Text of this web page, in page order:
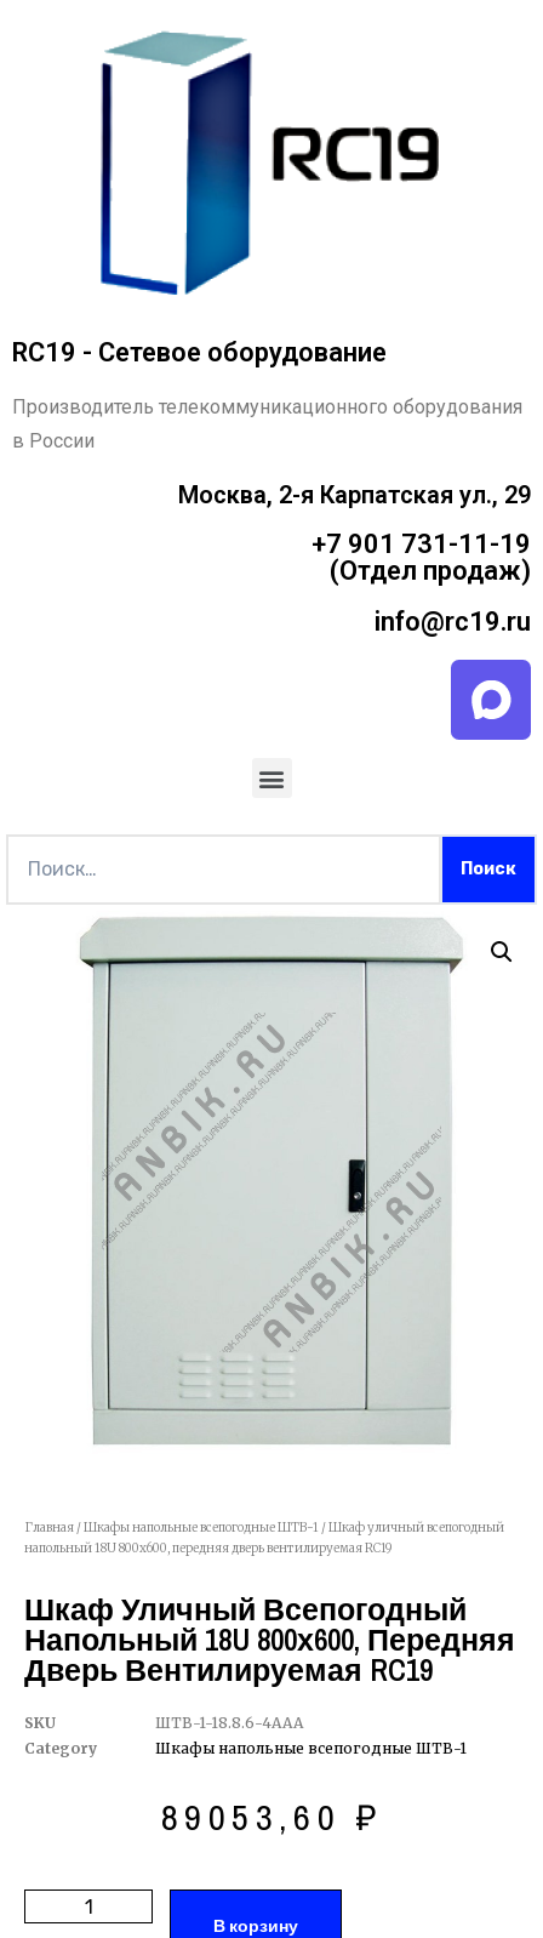
RC19 - Сетевое оборудование
Производитель телекоммуникационного оборудования
в России
Москва, 2-я Карпатская ул., 29
+7 901 731-11-19
(Отдел продаж)
info@rc19.ru
Главная /Шкафы напольные всепогодные ШТВ-1 / Шкаф уличный всепогодный
напольный 18U 800х600, передняя дверь вентилируемая RC19
Шкаф Уличный Всепогодный
Напольный 18U 800х600, Передняя
Дверь Вентилируемая RC19
SKU
ШТВ-1-18.8.6-4ААА
Category
Шкафы напольные всепогодные ШТВ-1
89053,60 ₽
В корзину